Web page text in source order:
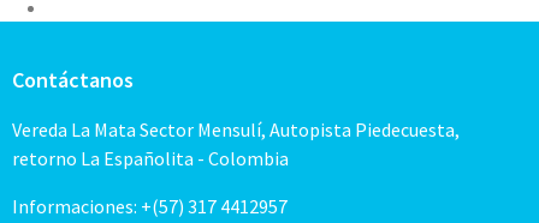
Contáctanos
Vereda La Mata Sector Mensulí, Autopista Piedecuesta,
retorno La Españolita - Colombia
Informaciones: +(57) 317 4412957